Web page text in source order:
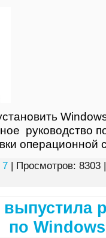
руководство
операционной
7| Просмотров: 8303
по